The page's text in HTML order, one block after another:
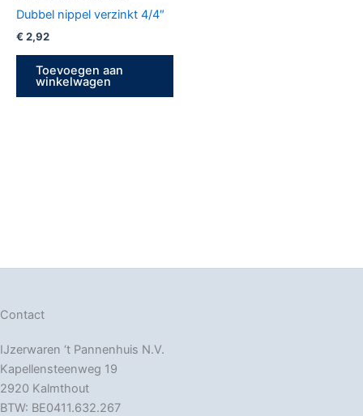
Dubbel nippel verzinkt 4/4″
€ 2,92
Toevoegen aan
winkelwagen
Contact
IJzerwaren ‘t Pannenhuis N.V.
Kapellensteenweg 19
2920 Kalmthout
BTW: BE0411.632.267